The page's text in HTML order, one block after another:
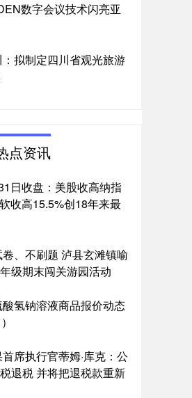
数字会议技术闪亮亚
拟制定四川省观光旅游
点资讯
日收盘：美股收高纳指
收高15.5%创18年来最
、不刷题 泸县玄滩镇喻
级期末闯关游园活动
氢钠溶液商品报价动态
席执行官蒂姆·库克：公
退税 并将把退税款重新